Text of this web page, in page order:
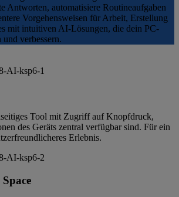
Antworten, automatisiere Routineaufgaben
Vorgehensweisen für Arbeit, Erstellung
mit intuitiven AI-Lösungen, die dein PC-
verbessern.
Tool mit Zugriff auf Knopfdruck,
des Geräts zentral verfügbar sind. Für ein
Erlebnis.